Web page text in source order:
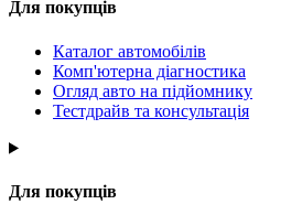
Для покупців
Каталог автомобілів
Комп'ютерна діагностика
Огляд авто на підйомнику
Тестдрайв та консультація
Для покупців